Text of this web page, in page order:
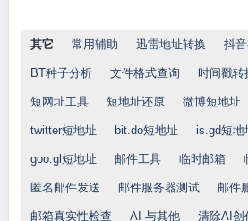
其它 常用辅助 迅雷地址转换 抖
BT种子分析 文件格式查询 时间戳转
短网址工具 短地址还原 微博短地址
twitter短地址 bit.do短地址 is.gd短地
goo.gl短地址 邮件工具 临时邮箱
匿名邮件发送 邮件服务器测试 邮件
邮箱真实性检查 AI 与其他 清除AI创